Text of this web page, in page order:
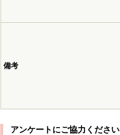
備考
アンケートにご協力ください